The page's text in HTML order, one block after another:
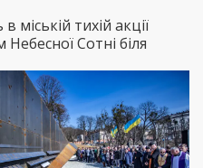
міській тихій акції
Небесної Сотні біля